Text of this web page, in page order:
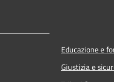
Educazione e
Giustizia e